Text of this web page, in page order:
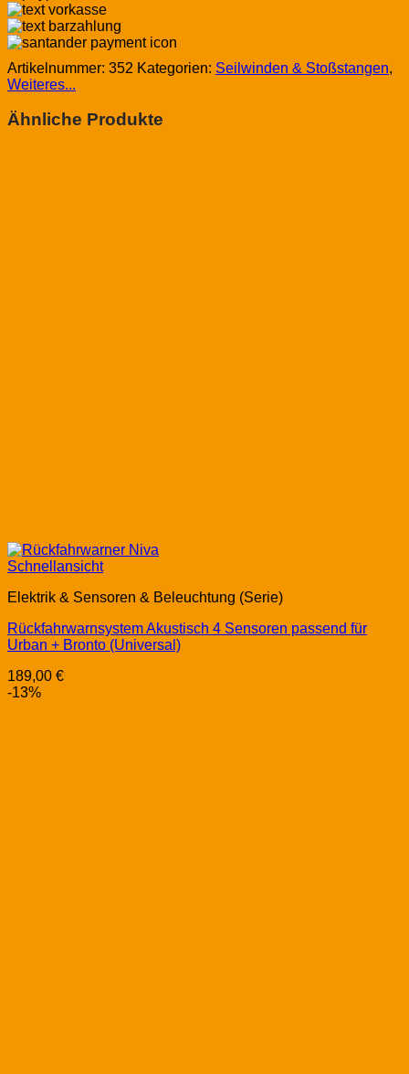
Artikelnummer: 352 Kategorien: Seilwinden & Stoßstangen,
Weiteres...
Ähnliche Produkte
Schnellansicht
Elektrik & Sensoren & Beleuchtung (Serie)
Rückfahrwarnsystem Akustisch 4 Sensoren passend für
Urban + Bronto (Universal)
189,00 €
-13%